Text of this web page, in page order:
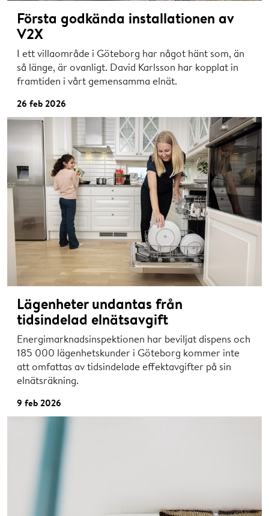
Första godkända installationen av
V2X
I ett villaområde i Göteborg har något hänt som, än
så länge, är ovanligt. David Karlsson har kopplat in
framtiden i vårt gemensamma elnät.
26 feb 2026
Lägenheter undantas från
tidsindelad elnätsavgift
Energimarknadsinspektionen har beviljat dispens och
185 000 lägenhetskunder i Göteborg kommer inte
att omfattas av tidsindelade effektavgifter på sin
elnätsräkning.
9 feb 2026